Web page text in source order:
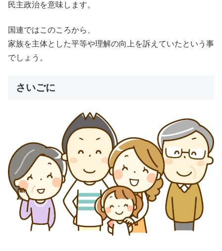
民主政治を意味します。
国連ではこのころから、
家族を主体とした平等や理解の向上を訴えていたという事
でしょう。
さいごに